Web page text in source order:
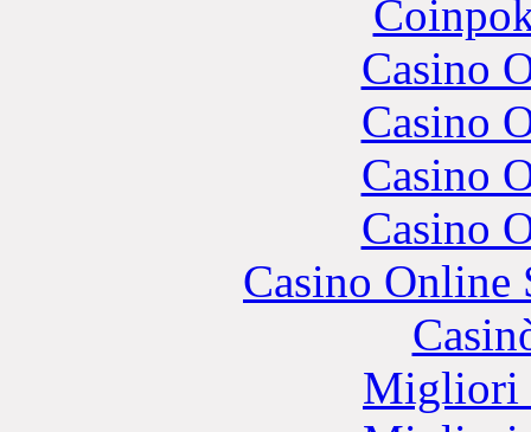
Casino
Casino
Casino
Casino
Casino
Migliori